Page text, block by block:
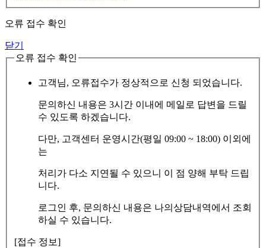
오류 접수 확인
닫기
오류 접수 확인
고객님, 오류접수가 정상적으로 신청 되었습니다.
문의하신 내용은 3시간 이내에 메일로 답변을 드릴
수 있도록 하겠습니다.
다만, 고객센터 운영시간(평일 09:00 ~ 18:00) 이외에
는
처리가 다소 지연될 수 있으니 이 점 양해 부탁 드립
니다.
로그인 후, 문의하신 내용은 나의상담내역에서 조회
하실 수 있습니다.
[접수 정보]